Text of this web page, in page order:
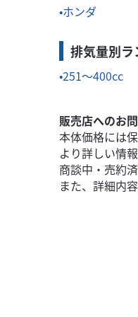
ホンダ
排気量別ラ
251～400cc
販売店へのお
本体価格には
より詳しい情
商談中・売約
また、詳細内